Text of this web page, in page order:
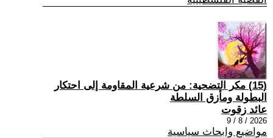
(15) مكر التضحية: من شرعية المقاومة إلى احتكار
البطولة ومأزق السلطة
عائد زقوت
2026 / 8 / 9
مواضيع وابحاث سياسية